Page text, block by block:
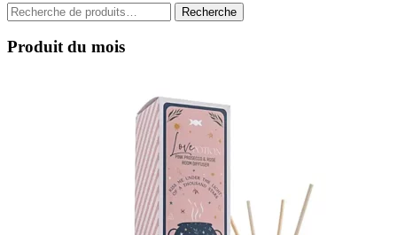
Recherche
pour :
Recherche
Produit du mois